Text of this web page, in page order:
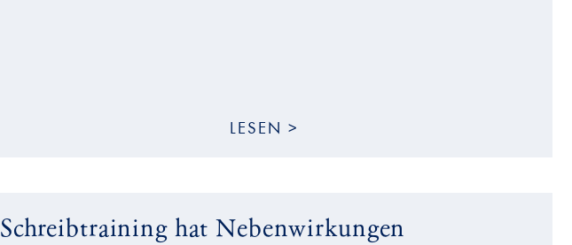
LESEN >
Schreibtraining hat Nebenwirkungen